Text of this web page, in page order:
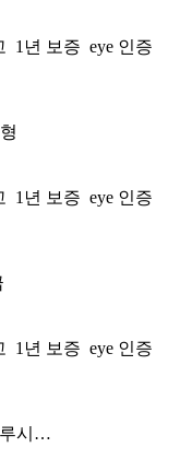
1년 보증 eye 인증
1년 보증 eye 인증
1년 보증 eye 인증
시트(2열)